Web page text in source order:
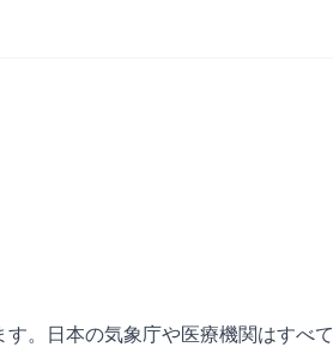
。日本の気象庁や医療機関はすべて